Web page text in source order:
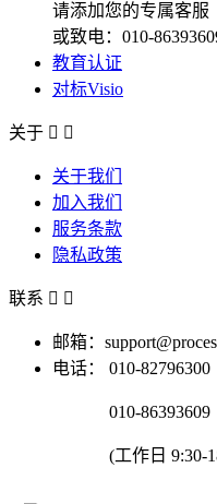
请添加您的专属客服
或致电：010-
教育认证
对标Visio
关于  
关于我们
加入我们
服务条款
隐私政策
联系  
邮箱：
电话：
010-82796300
010-86393609
(工作日 9:30-